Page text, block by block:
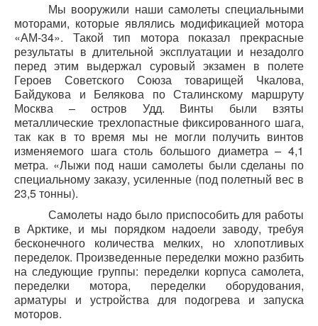
Мы вооружили наши самолеты специальными
моторами, которые являлись модификацией мотора
«АМ-34». Такой тип мотора показал прекрасные
результаты в длительной эксплуатации и незадолго
перед этим выдержал суровый экзамен в полете
Героев Советского Союза товарищей Чкалова,
Байдукова и Белякова по Сталинскому маршруту
Москва – остров Удд. Винты были взяты
металлические трехлопастные фиксированного шага,
так как в то время мы не могли получить винтов
изменяемого шага столь большого диаметра – 4,1
метра. «Лыжи под наши самолеты были сделаны по
специальному заказу, усиленные (под полетный вес в
23,5 тонны).
Самолеты надо было приспособить для работы
в Арктике, и мы порядком надоели заводу, требуя
бесконечного количества мелких, но хлопотливых
переделок. Произведенные переделки можно разбить
на следующие группы: переделки корпуса самолета,
переделки мотора, переделки оборудования,
арматуры и устройства для подогрева и запуска
моторов.